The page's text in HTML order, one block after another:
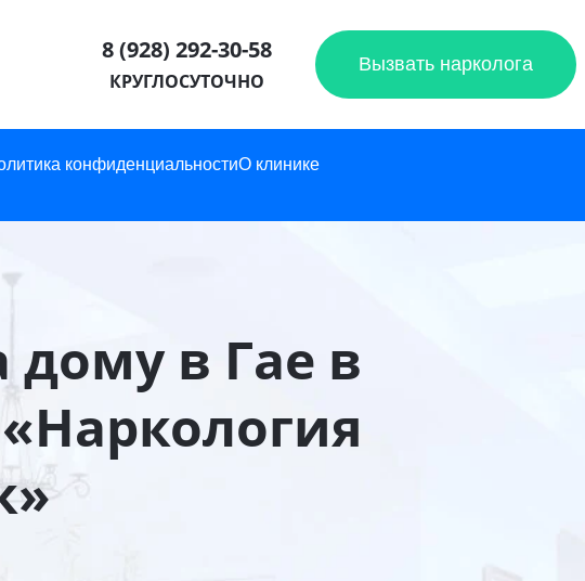
8 (928) 292-30-58
КРУГЛОСУТОЧНО
Вызвать нарколога
конфиденциальностиО клинике
дому в Гае в